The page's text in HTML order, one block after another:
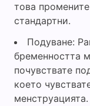
това
стандартни.
Подуване:
бременността
почувствате
което
менструацията.